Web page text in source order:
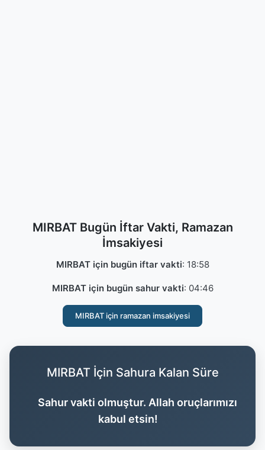
MIRBAT Bugün İftar Vakti, Ramazan
İmsakiyesi
MIRBAT için bugün iftar vakti: 18:58
MIRBAT için bugün sahur vakti: 04:46
MIRBAT için ramazan imsakiyesi
MIRBAT İçin Sahura Kalan Süre
Sahur vakti olmuştur. Allah oruçlarımızı
kabul etsin!